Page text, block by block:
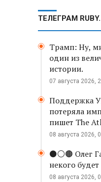
ТЕЛЕГРАМ
Трамп: Ну,
один из
истории.
07 августа 2026,
Поддержка
потеряла
пишет The
08 августа 2026,
⚫️⚪️🟤 Олег
некого
08 августа 2026,